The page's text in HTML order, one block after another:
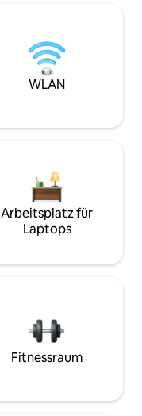
WLAN
Arbeitsplatz für
Laptops
Fitnessraum